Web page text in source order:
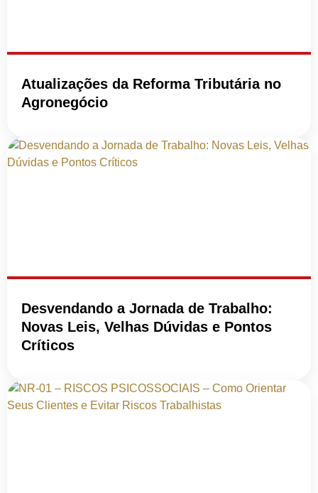
Atualizações da Reforma Tributária no
Agronegócio
Desvendando a Jornada de Trabalho:
Novas Leis, Velhas Dúvidas e Pontos
Críticos